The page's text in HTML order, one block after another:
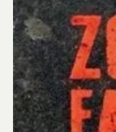
#1</SPAN>